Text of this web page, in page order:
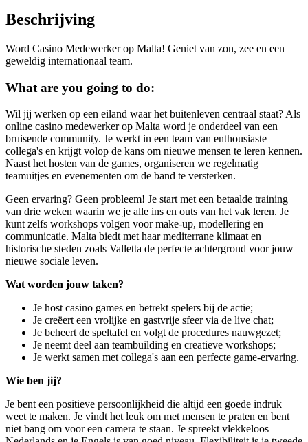
Beschrijving
Word Casino Medewerker op Malta! Geniet van zon, zee en een
geweldig internationaal team.
What are you going to do:
Wil jij werken op een eiland waar het buitenleven centraal staat? Als
online casino medewerker op Malta word je onderdeel van een
bruisende community. Je werkt in een team van enthousiaste
collega's en krijgt volop de kans om nieuwe mensen te leren kennen.
Naast het hosten van de games, organiseren we regelmatig
teamuitjes en evenementen om de band te versterken.
Geen ervaring? Geen probleem! Je start met een betaalde training
van drie weken waarin we je alle ins en outs van het vak leren. Je
kunt zelfs workshops volgen voor make-up, modellering en
communicatie. Malta biedt met haar mediterrane klimaat en
historische steden zoals Valletta de perfecte achtergrond voor jouw
nieuwe sociale leven.
Wat worden jouw taken?
Je host casino games en betrekt spelers bij de actie;
Je creëert een vrolijke en gastvrije sfeer via de live chat;
Je beheert de speltafel en volgt de procedures nauwgezet;
Je neemt deel aan teambuilding en creatieve workshops;
Je werkt samen met collega's aan een perfecte game-ervaring.
Wie ben jij?
Je bent een positieve persoonlijkheid die altijd een goede indruk
weet te maken. Je vindt het leuk om met mensen te praten en bent
niet bang om voor een camera te staan. Je spreekt vlekkeloos